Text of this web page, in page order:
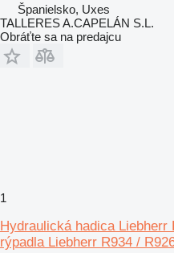
Španielsko, Uxes
TALLERES A.CAPELÁN S.L.
Obráťte sa na predajcu
1
Hydraulická hadica Liebherr
rýpadla Liebherr R934 /